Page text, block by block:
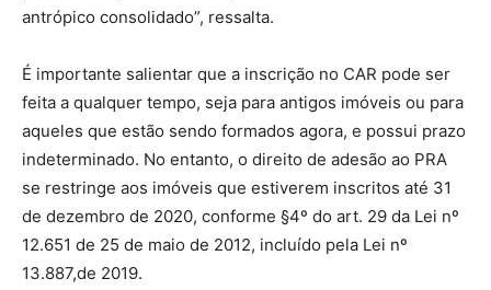
antrópico consolidado”, ressalta.
É importante salientar que a inscrição no CAR pode ser
feita a qualquer tempo, seja para antigos imóveis ou para
aqueles que estão sendo formados agora, e possui prazo
indeterminado. No entanto, o direito de adesão ao PRA
se restringe aos imóveis que estiverem inscritos até 31
de dezembro de 2020, conforme §4º do art. 29 da Lei nº
12.651 de 25 de maio de 2012, incluído pela Lei nº
13.887,de 2019.